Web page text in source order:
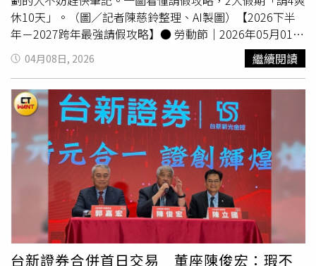
休10天」。（圖／記者陳慈鈴整理、AI製圖）【2026下半
年－2027跨年最強請假攻略】● 勞動節｜2026年05月01日
（五）到05月03日（日）請4天（04月27日到04月30日）
休9天 →連續假期
為04月25日到05月03日。● 端午節｜
2026年06月19日（五）到06月21日（日）請4天（06月15
日到06月18日）休9天 →連續假期 為06月13日到06月21
日。● 教師節＋中秋節｜2026年09月25日（五）到09月28
日（一）請4天（09月21日到09月24日）休10天 →
假期 為09月19日到09月28日。● 國慶日｜2026年10月09
日（五）到10月11日（日）請4天（10月05日到10月08
日）休9天 →連續假期 為10月03日到10月08日。● 光復
節｜2026年10月24日（六）到10月26日（一）請4天（10
月27日到10月30日）休9天 →連續假期為10月24日到11
月01日。● 行憲紀念日｜2026年12月25日（五）到12月27
日（日）請4天（12月21日到12月24日）休9天 →連續假
04月08日, 2026 繼續閱讀
台新證券合併首日交易 董座陳俊宏：瑕不